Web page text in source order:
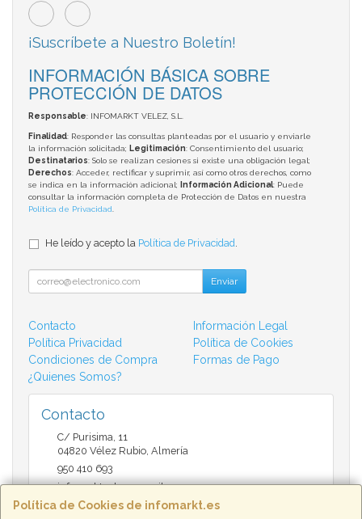
Política de Cookies de infomarkt.es
¡Suscríbete a Nuestro Boletín!
INFORMACIÓN BÁSICA SOBRE
PROTECCIÓN DE DATOS
Responsable: INFOMARKT VELEZ, S.L.
Finalidad: Responder las consultas planteadas por el usuario y enviarle
la información solicitada; Legitimación: Consentimiento del usuario;
Destinatarios: Solo se realizan cesiones si existe una obligación legal;
Derechos: Acceder, rectificar y suprimir, así como otros derechos, como
se indica en la información adicional;
Información Adicional: Puede
consultar la información completa de Protección de Datos en nuestra
Política de Privacidad
He leído y acepto la Política de Privacidad
Enviar
Contacto
Información Legal
Política Privacidad
Política de Cookies
Condiciones de Compra
Formas de Pago
¿Quienes Somos?
Contacto
C/ Purisima, 11
04820 Vélez Rubio Almería
950 410 693
infomarktvelez@gmail.com